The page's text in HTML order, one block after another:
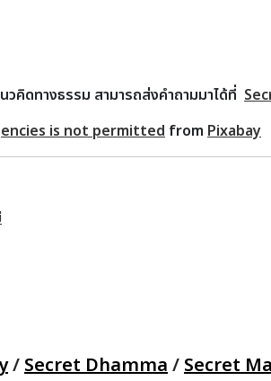
คิดทางธรรม สามารถส่งคำถามมาได้ที่
is not permitted from Pixabay
/Secret Dhamma/Secret